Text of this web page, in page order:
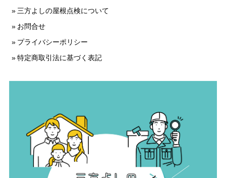
三方よしの屋根点検について
お問合せ
プライバシーポリシー
特定商取引法に基づく表記